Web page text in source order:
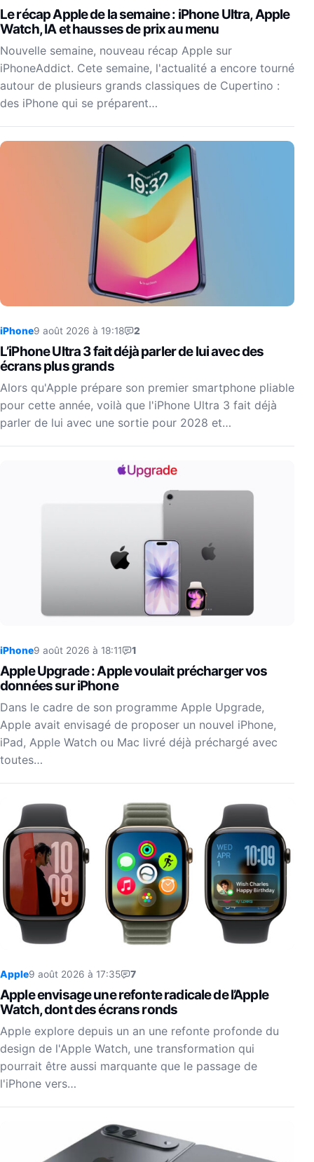
Le récap Apple de la semaine : iPhone Ultra, Apple
Watch, IA et hausses de prix au menu
Nouvelle semaine, nouveau récap Apple sur
iPhoneAddict. Cete semaine, l'actualité a encore tourné
autour de plusieurs grands classiques de Cupertino :
des iPhone qui se préparent…
iPhone9 août 2026 à 19:18 2
L’iPhone Ultra 3 fait déjà parler de lui avec des
écrans plus grands
Alors qu'Apple prépare son premier smartphone pliable
pour cette année, voilà que l'iPhone Ultra 3 fait déjà
parler de lui avec une sortie pour 2028 et…
iPhone9 août 2026 à 18:11 1
Apple Upgrade : Apple voulait précharger vos
données sur iPhone
Dans le cadre de son programme Apple Upgrade,
Apple avait envisagé de proposer un nouvel iPhone,
iPad, Apple Watch ou Mac livré déjà préchargé avec
toutes…
Apple9 août 2026 à 17:35 7
Apple envisage une refonte radicale de l’Apple
Watch, dont des écrans ronds
Apple explore depuis un an une refonte profonde du
design de l'Apple Watch, une transformation qui
pourrait être aussi marquante que le passage de
l'iPhone vers…